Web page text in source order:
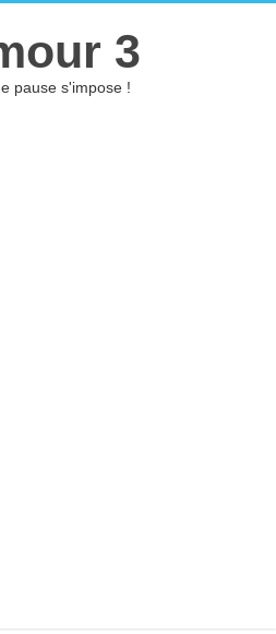
3
pause s'impose !